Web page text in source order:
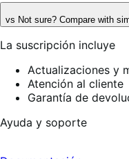
vs Not sure? Compare with
La suscripción incluye
Actualizaciones y
Atención al cliente
Garantía de
Ayuda y soporte